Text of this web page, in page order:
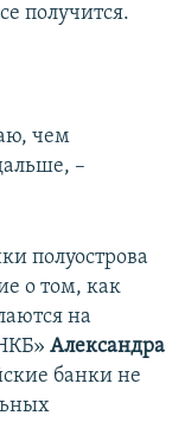
получится.
чем
–
полуострова
о том, как
на
Александра
банки не